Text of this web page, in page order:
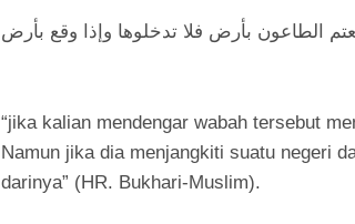
الطاعون بأرض فلا تدخلوها وإذا وقع بأرض
“jika kalian mendengar wabah tersebut
Namun jika dia menjangkiti suatu negeri
darinya” (HR. Bukhari-Muslim).